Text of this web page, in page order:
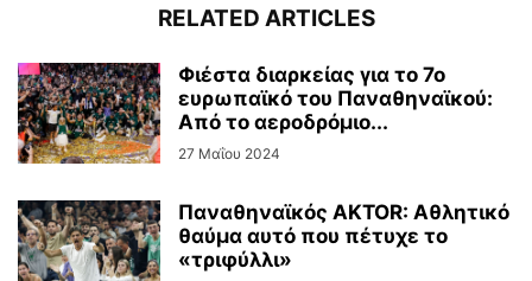
RELATED ARTICLES
Φιέστα διαρκείας για το 7ο
ευρωπαϊκό του Παναθηναϊκού:
Από το αεροδρόμιο...
27 Μαΐου 2024
Παναθηναϊκός AKTOR: Αθλητικό
θαύμα αυτό που πέτυχε το
«τριφύλλι»